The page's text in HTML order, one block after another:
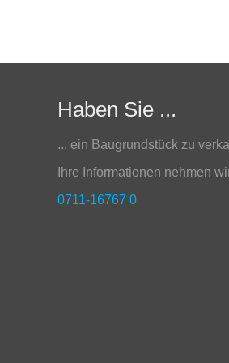
Haben Sie ...
... ein Baugrundstück zu
Ihre Informationen nehmen
0711-16767 0